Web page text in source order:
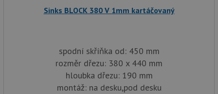
Sinks BLOCK 380 V 1mm kartáčovaný
spodní skříňka od: 450 mm
rozměr dřezu: 380 x 440 mm
hloubka dřezu: 190 mm
montáž: na desku,pod desku